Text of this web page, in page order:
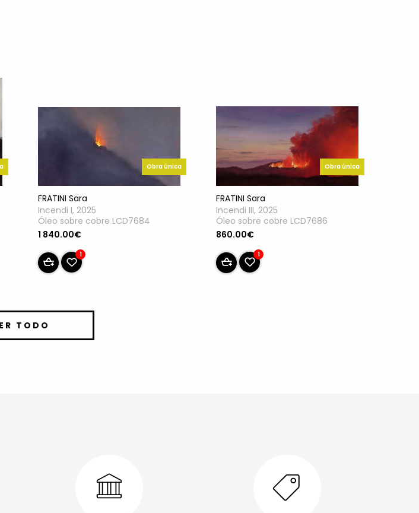
Obra única
FRATINI Sara
Incendi I, 2025
Óleo sobre cobre LCD7684
1 840.00€
1
Obra única
FRATINI Sara
Incendi III, 2025
Óleo sobre cobre LCD7686
860.00€
1
TODO